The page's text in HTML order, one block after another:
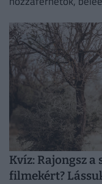
Kvíz: Rajongsz
filmekért?